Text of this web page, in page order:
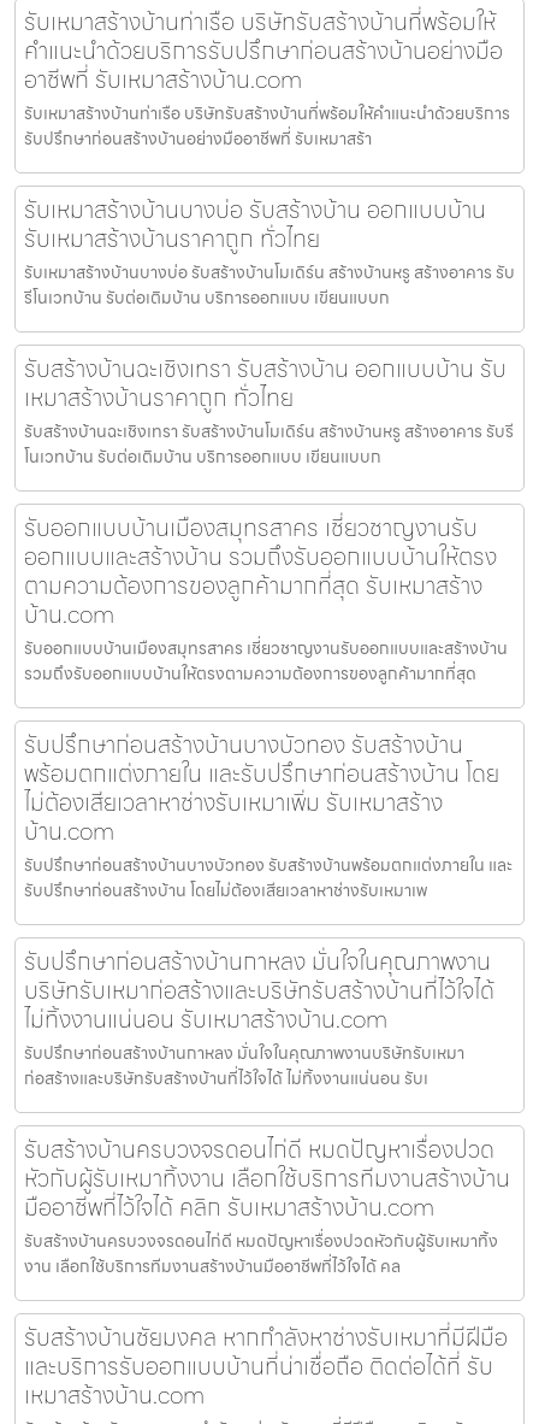
รับเหมาสร้างบ้านท่าเรือ บริษัทรับสร้างบ้านที่พร้อมให้
คำแนะนำด้วยบริการรับปรึกษาก่อนสร้างบ้านอย่างมือ
อาชีพที่ รับเหมาสร้างบ้าน.com
รับเหมาสร้างบ้านท่าเรือ บริษัทรับสร้างบ้านที่พร้อมให้คำแนะนำด้วยบริการ
รับปรึกษาก่อนสร้างบ้านอย่างมืออาชีพที่ รับเหมาสร้า
รับเหมาสร้างบ้านบางบ่อ รับสร้างบ้าน ออกแบบบ้าน
รับเหมาสร้างบ้านราคาถูก ทั่วไทย
รับเหมาสร้างบ้านบางบ่อ รับสร้างบ้านโมเดิร์น สร้างบ้านหรู สร้างอาคาร รับ
รีโนเวทบ้าน รับต่อเติมบ้าน บริการออกแบบ เขียนแบบก
รับสร้างบ้านฉะเชิงเทรา รับสร้างบ้าน ออกแบบบ้าน รับ
เหมาสร้างบ้านราคาถูก ทั่วไทย
รับสร้างบ้านฉะเชิงเทรา รับสร้างบ้านโมเดิร์น สร้างบ้านหรู สร้างอาคาร รับรี
โนเวทบ้าน รับต่อเติมบ้าน บริการออกแบบ เขียนแบบก
รับออกแบบบ้านเมืองสมุทรสาคร เชี่ยวชาญงานรับ
ออกแบบและสร้างบ้าน รวมถึงรับออกแบบบ้านให้ตรง
ตามความต้องการของลูกค้ามากที่สุด รับเหมาสร้าง
บ้าน.com
รับออกแบบบ้านเมืองสมุทรสาคร เชี่ยวชาญงานรับออกแบบและสร้างบ้าน
รวมถึงรับออกแบบบ้านให้ตรงตามความต้องการของลูกค้ามากที่สุด
รับปรึกษาก่อนสร้างบ้านบางบัวทอง รับสร้างบ้าน
พร้อมตกแต่งภายใน และรับปรึกษาก่อนสร้างบ้าน โดย
ไม่ต้องเสียเวลาหาช่างรับเหมาเพิ่ม รับเหมาสร้าง
บ้าน.com
รับปรึกษาก่อนสร้างบ้านบางบัวทอง รับสร้างบ้านพร้อมตกแต่งภายใน และ
รับปรึกษาก่อนสร้างบ้าน โดยไม่ต้องเสียเวลาหาช่างรับเหมาเพ
รับปรึกษาก่อนสร้างบ้านกาหลง มั่นใจในคุณภาพงาน
บริษัทรับเหมาก่อสร้างและบริษัทรับสร้างบ้านที่ไว้ใจได้
ไม่ทิ้งงานแน่นอน รับเหมาสร้างบ้าน.com
รับปรึกษาก่อนสร้างบ้านกาหลง มั่นใจในคุณภาพงานบริษัทรับเหมา
ก่อสร้างและบริษัทรับสร้างบ้านที่ไว้ใจได้ ไม่ทิ้งงานแน่นอน รับเ
รับสร้างบ้านครบวงจรดอนไก่ดี หมดปัญหาเรื่องปวด
หัวกับผู้รับเหมาทิ้งงาน เลือกใช้บริการทีมงานสร้างบ้าน
มืออาชีพที่ไว้ใจได้ คลิก รับเหมาสร้างบ้าน.com
รับสร้างบ้านครบวงจรดอนไก่ดี หมดปัญหาเรื่องปวดหัวกับผู้รับเหมาทิ้ง
งาน เลือกใช้บริการทีมงานสร้างบ้านมืออาชีพที่ไว้ใจได้ คล
รับสร้างบ้านชัยมงคล หากกำลังหาช่างรับเหมาที่มีฝีมือ
และบริการรับออกแบบบ้านที่น่าเชื่อถือ ติดต่อได้ที่ รับ
เหมาสร้างบ้าน.com